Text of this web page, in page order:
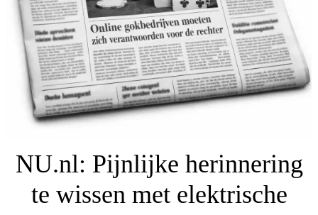
NU.nl: Pijnlijke herinnering
te wissen met elektrische